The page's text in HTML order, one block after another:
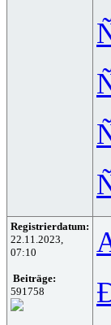
Registrierdatum:
22.11.2023,
07:10
Beiträge:
591758